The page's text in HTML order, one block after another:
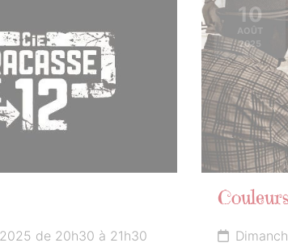
de 20h30 à 21h30
10
AOÛT
2025